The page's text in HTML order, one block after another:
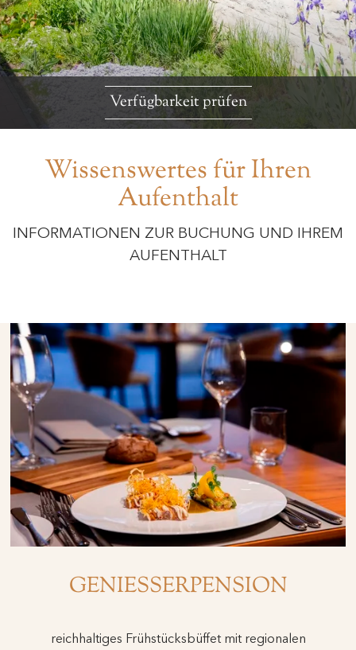
Verfügbarkeit prüfen
Wissenswertes für Ihren
Aufenthalt
INFORMATIONEN ZUR BUCHUNG UND IHREM
AUFENTHALT
GENIESSERPENSION
reichhaltiges Frühstücksbüffet mit regionalen